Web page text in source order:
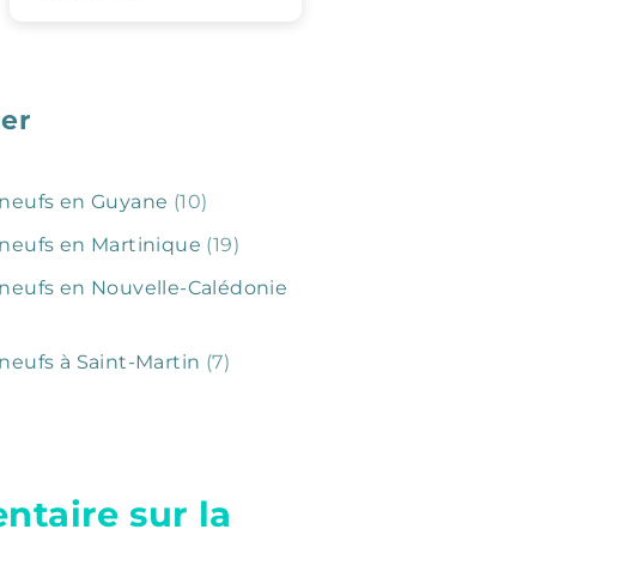
en Guyane (10)
en Martinique (19)
en Nouvelle-Calédonie
à Saint-Martin (7)
sur la